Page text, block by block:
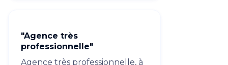
"Agence très
professionnelle"
Agence très professionnelle, à